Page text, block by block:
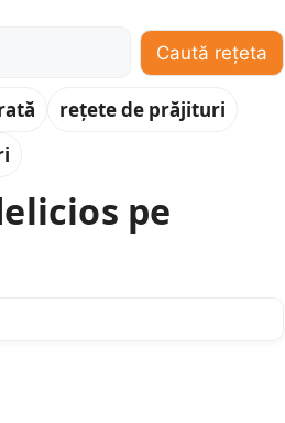
Caută rețeta
rețete de prăjituri
pe